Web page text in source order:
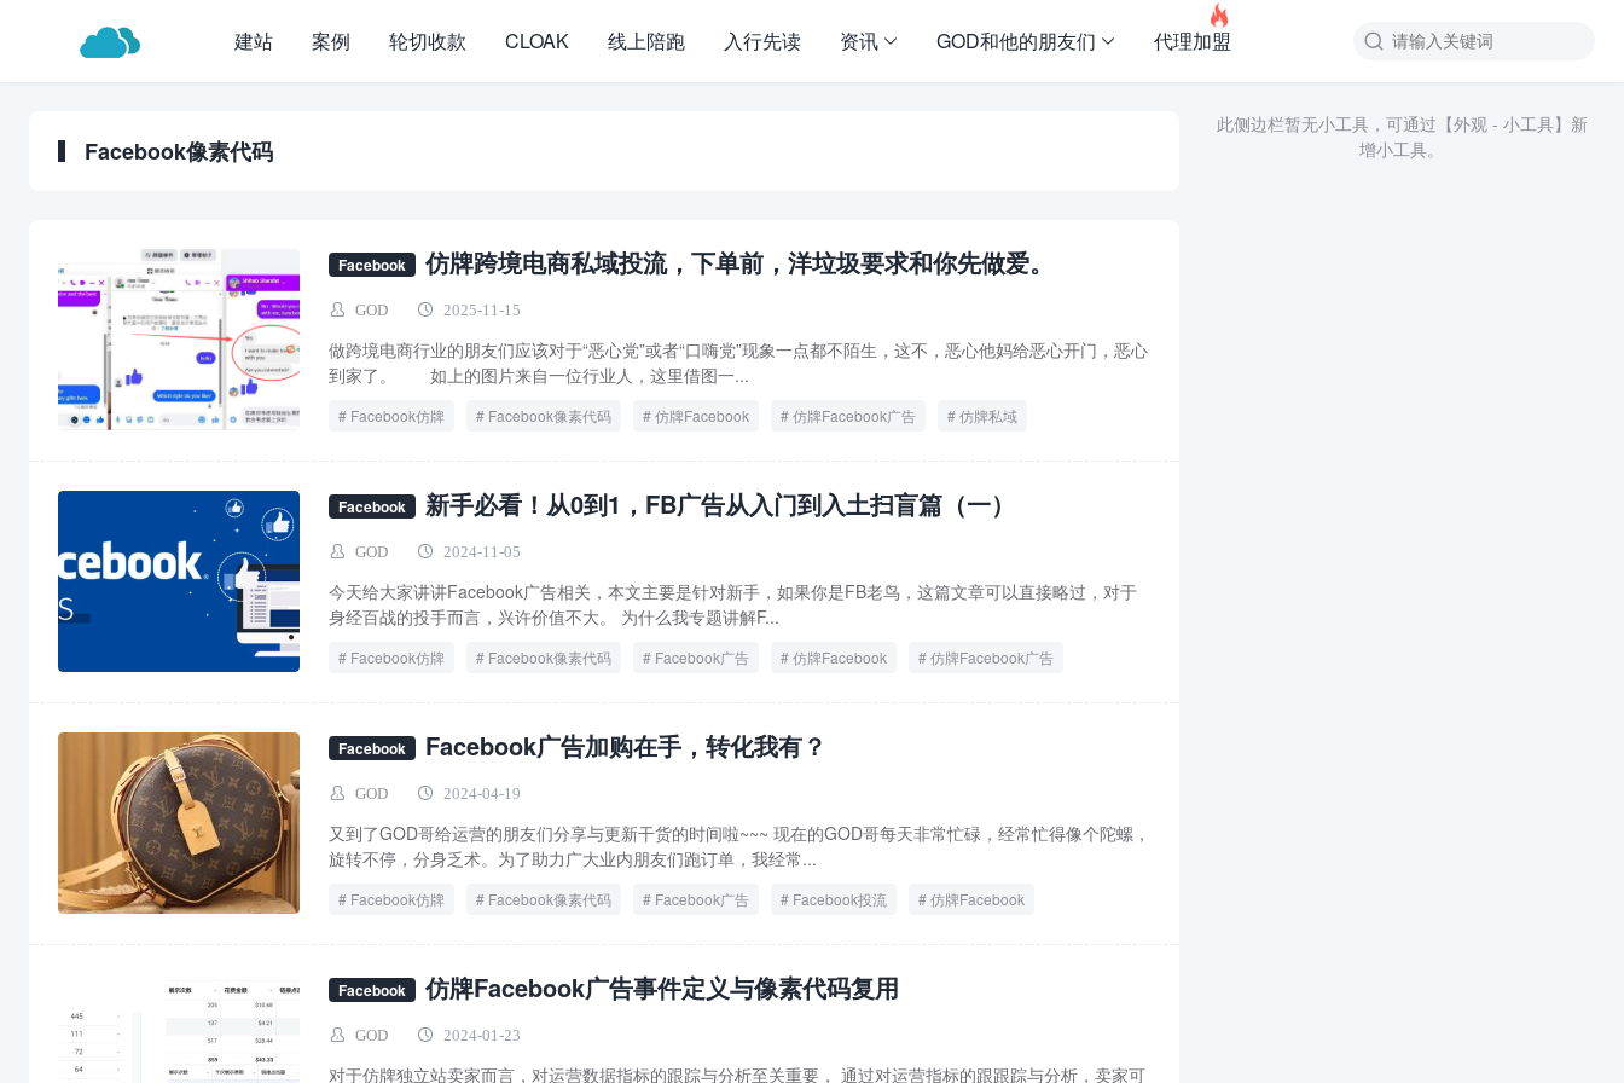
建站 案例 轮切收款 CLOAK 线上陪跑 入行先读 资讯 GOD和他的朋友们 代理加盟

Facebook像素代码
Facebook 仿牌跨境电商私域投流，下单前，洋垃圾要求和你先做爱。
GOD 2025-11-15
做跨境电商行业的朋友们应该对于“恶心党”或者“口嗨党”现象一点都不陌生，这不，恶心他妈给恶心开门，恶心
到家了。 如上的图片来自一位行业人，这里借图一...
Facebook仿牌 Facebook像素代码 仿牌Facebook 仿牌Facebook广告 仿牌私域
Facebook 新手必看！从0到1，FB广告从入门到入土扫盲篇（一）
GOD 2024-11-05
​今天给大家讲讲Facebook广告相关，本文主要是针对新手，如果你是FB老鸟，这篇文章可以直接略过，对于
身经百战的投手而言，兴许价值不大。 为什么我专题讲解F...
Facebook仿牌 Facebook像素代码 Facebook广告 仿牌Facebook 仿牌Facebook广告
Facebook Facebook广告加购在手，转化我有？
GOD 2024-04-19
又到了GOD哥给运营的朋友们分享与更新干货的时间啦~~~ 现在的GOD哥每天非常忙碌，经常忙得像个陀螺，
旋转不停，分身乏术。为了助力广大业内朋友们跑订单，我经常...
Facebook仿牌 Facebook像素代码 Facebook广告 Facebook投流
仿牌Facebook
Facebook 仿牌Facebook广告事件定义与像素代码复用
GOD 2024-01-23
对于仿牌独立站卖家而言，对运营数据指标的跟踪与分析至关重要， 通过对运营指标的跟跟踪与分析，卖家可
此侧边栏暂无小工具，可通过【外观 - 小工具】新
增小工具。